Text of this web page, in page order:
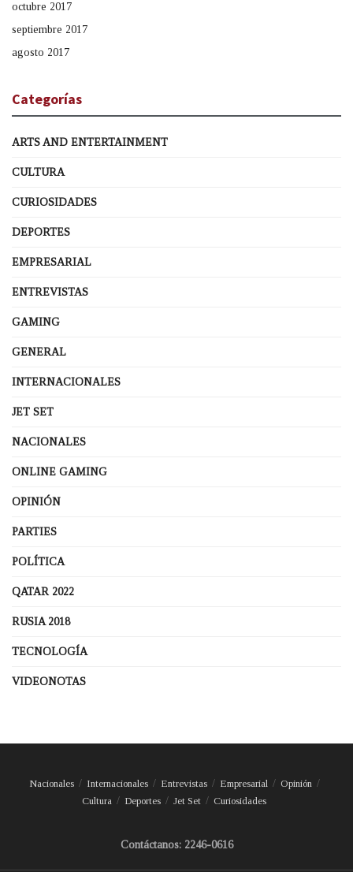
octubre 2017
septiembre 2017
agosto 2017
Categorías
ARTS AND ENTERTAINMENT
CULTURA
CURIOSIDADES
DEPORTES
EMPRESARIAL
ENTREVISTAS
GAMING
GENERAL
INTERNACIONALES
JET SET
NACIONALES
ONLINE GAMING
OPINIÓN
PARTIES
POLÍTICA
QATAR 2022
RUSIA 2018
TECNOLOGÍA
VIDEONOTAS
Nacionales Internacionales Entrevistas Empresarial
Opinión
Cultura
Deportes Jet Set Curiosidades
Contáctanos: 2246-0616